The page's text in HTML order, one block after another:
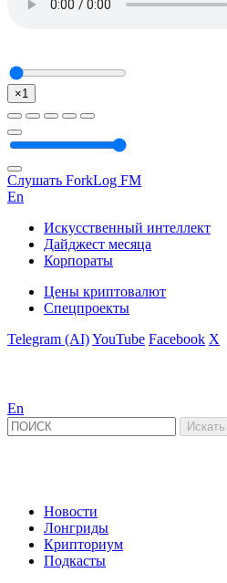
×1
Слушать ForkLog FM
En
Искусственный интеллект
Дайджест месяца
Корпораты
Цены криптовалют
Спецпроекты
Telegram (AI)YouTube Facebook X
En
Новости
Лонгриды
Крипториум
Подкасты